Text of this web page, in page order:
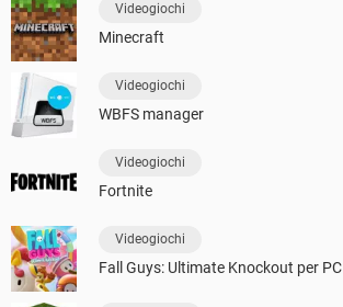
Videogiochi
Minecraft
Videogiochi
WBFS manager
Videogiochi
Fortnite
Videogiochi
Fall Guys: Ultimate Knockout per PC